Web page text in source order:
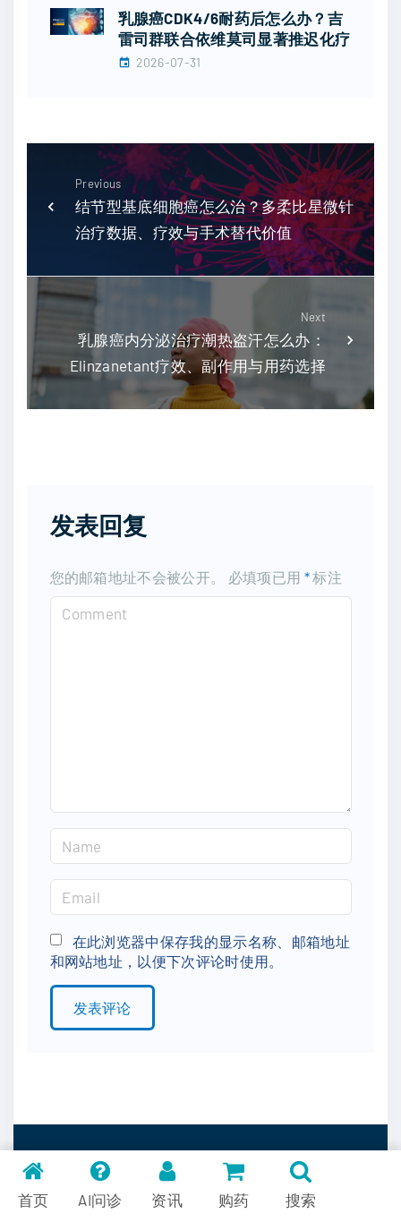
乳腺癌CDK4/6耐药后怎么办？吉
雷司群联合依维莫司显著推迟化疗
2026-07-31
Previous
结节型基底细胞癌怎么治？多柔比星微针
治疗数据、疗效与手术替代价值
Next
乳腺癌内分泌治疗潮热盗汗怎么办：
Elinzanetant疗效、副作用与用药选择
发表回复
您的邮箱地址不会被公开。 必填项已用 *标注
a
e
*
m
a
i
l
在此浏览器中保存我的显示名称、邮箱地址
和网站地址，以便下次评论时使用。
Contact Us
首页 AI问诊 资讯 购药 搜索